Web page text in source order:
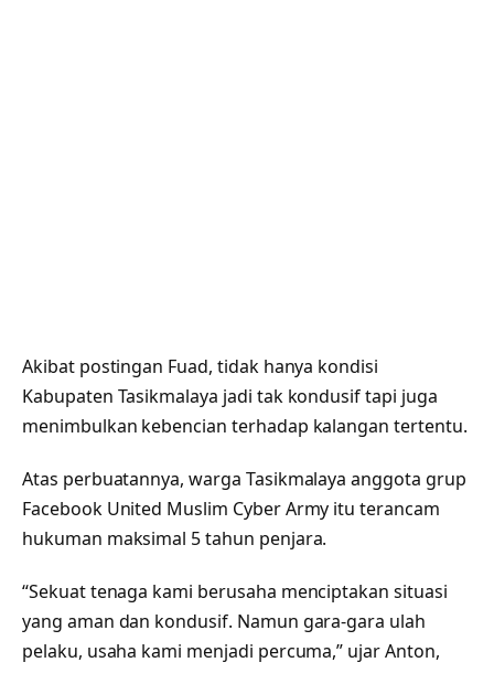
Akibat postingan Fuad, tidak hanya kondisi
Kabupaten Tasikmalaya jadi tak kondusif tapi juga
menimbulkan kebencian terhadap kalangan tertentu.
Atas perbuatannya, warga Tasikmalaya anggota grup
Facebook United Muslim Cyber Army itu terancam
hukuman maksimal 5 tahun penjara.
“Sekuat tenaga kami berusaha menciptakan situasi
yang aman dan kondusif. Namun gara-gara ulah
pelaku, usaha kami menjadi percuma,” ujar Anton,